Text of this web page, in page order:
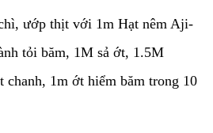
ướp thịt với 1m Hạt nêm Aji-
tỏi băm, 1M sả ớt, 1.5M
chanh, 1m ớt hiểm băm trong 10